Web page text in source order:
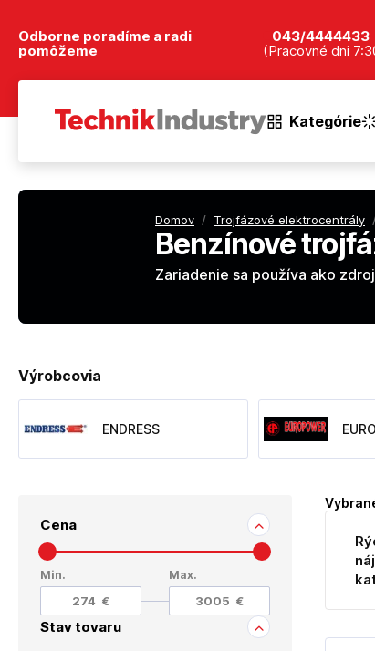
Odborne poradíme a radi
pomôžeme
043/4444433
(Pracovné dni
Kategórie
Domov / Trojfázové elektrocentrály
Benzínové
Zariadenie sa používa ako
Cena
Min. Max.
Stav tovaru
Výrobcovia
ENDRESS